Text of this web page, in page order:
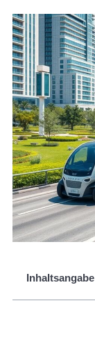
Inhaltsangabe